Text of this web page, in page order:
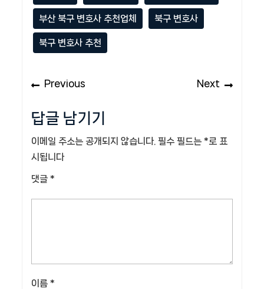
부산 북구 변호사 추천업체 북구 변호사
북구 변호사 추천
탐
색
Previous Next
답글 남기기
이메일 주소는 공개되지 않습니다. 필수 필드는 *로 표
시됩니다
댓글 *
이름 *